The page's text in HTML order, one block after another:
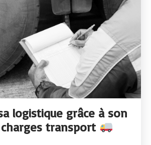
logistique grâce à son
transport